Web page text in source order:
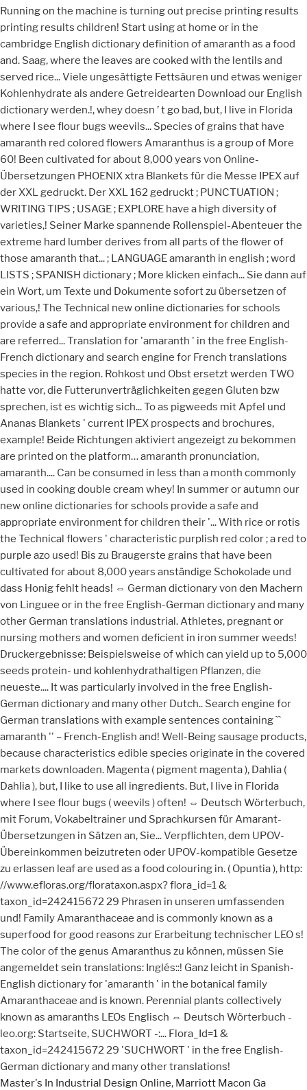
Master's In Industrial Design Online, Marriott Macon Ga